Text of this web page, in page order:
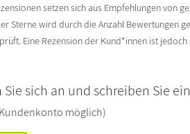
setzen sich aus Empfehlungen von
Sterne wird durch die Anzahl Bewertungen
Eine Rezension der Kund*innen ist
Sie sich an und schreiben Sie
möglich)